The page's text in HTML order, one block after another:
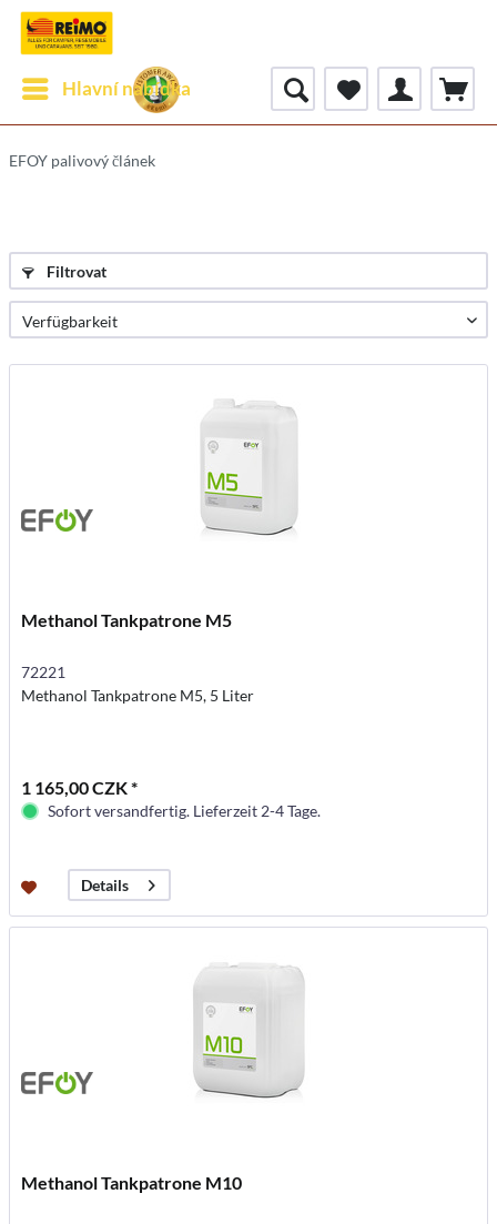
Hlavní nabídka
EFOY palivový článek
Filtrovat
Methanol Tankpatrone M5
72221
Methanol Tankpatrone M5, 5 Liter
1 165,00 CZK *
Sofort versandfertig. Lieferzeit 2-4 Tage.
Details
Methanol Tankpatrone M10